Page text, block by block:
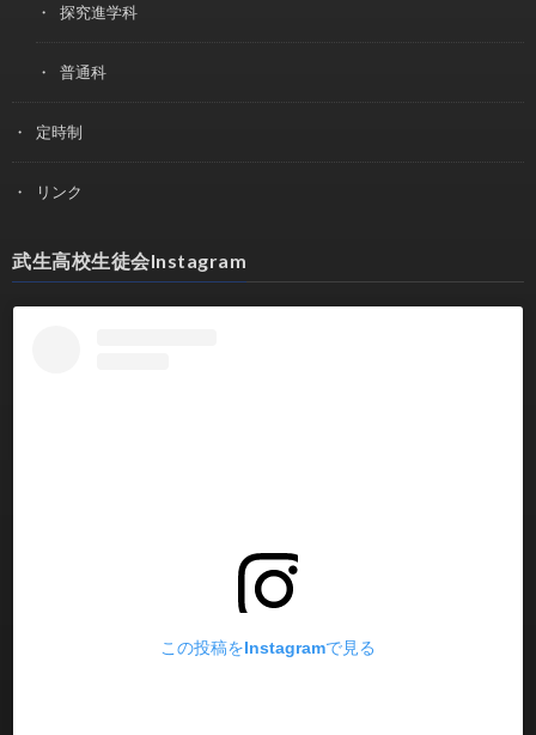
探究進学科
普通科
定時制
リンク
武生高校生徒会Instagram
この投稿をInstagramで見る